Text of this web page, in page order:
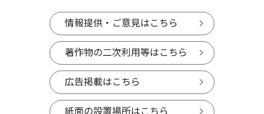
情報提供・ご意見はこちら
著作物の二次利用等はこちら
広告掲載はこちら
紙面の設置場所はこちら